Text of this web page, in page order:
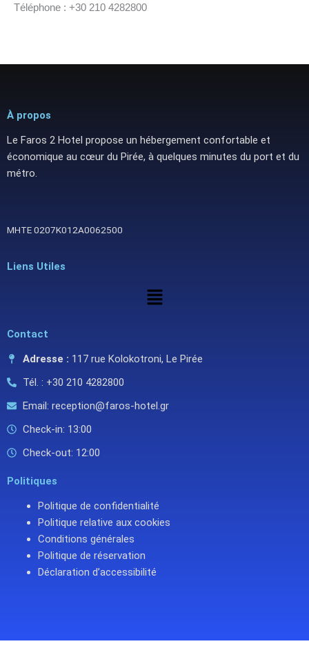
Téléphone : +30 210 4282800
À propos
Le Faros 2 Hotel propose un hébergement confortable et
économique au cœur du Pirée, à quelques minutes du port et du
métro.
ΜΗΤΕ 0207Κ012Α0062500
Liens Utiles
Menu
Contact
Adresse : 117 rue Kolokotroni, Le Pirée
Tél. : +30 210 4282800
Email: reception@faros-hotel.gr
Check-in: 13:00
Check-out: 12:00
Politiques
Politique de confidentialité
Politique relative aux cookies
Conditions générales
Politique de réservation
Déclaration d’accessibilité